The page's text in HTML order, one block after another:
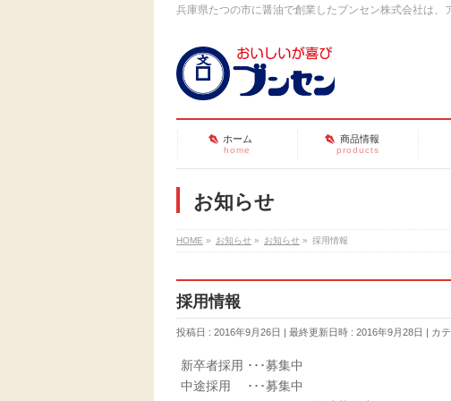
兵庫県たつの市に醤油で創業したブンセン株式会社は、
ホーム
home
商品情報
products
お知らせ
HOME » お知らせ » お知らせ » 採用情報
採用情報
投稿日 : 2016年9月26日 最終更新日時 : 2016年9月28日 カ
新卒者採用 ･･･募集中
中途採用 ･･･募集中